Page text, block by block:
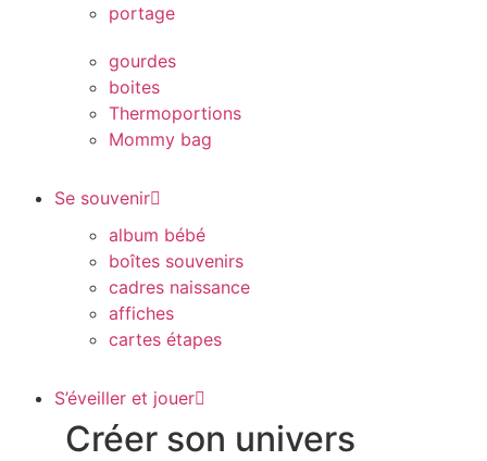
portage
gourdes
boites
Thermoportions
Mommy bag
Se souvenir
album bébé
boîtes souvenirs
cadres naissance
affiches
cartes étapes
S’éveiller et jouer
Créer son univers